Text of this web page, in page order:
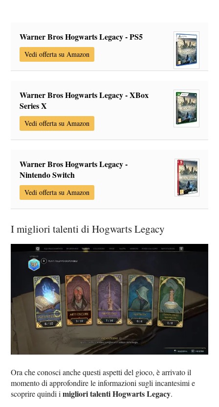
Warner Bros Hogwarts Legacy - PS5
Vedi offerta su Amazon
Warner Bros Hogwarts Legacy - XBox
Series X
Vedi offerta su Amazon
Warner Bros Hogwarts Legacy -
Nintendo Switch
Vedi offerta su Amazon
I migliori talenti di Hogwarts Legacy
Ora che conosci anche questi aspetti del gioco, è arrivato il
momento di approfondire le informazioni sugli incantesimi e
scoprire quindi imigliori talenti Hogwarts Legacy.